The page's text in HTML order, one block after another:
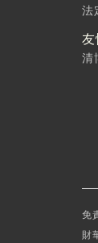
法
友
清
免
財